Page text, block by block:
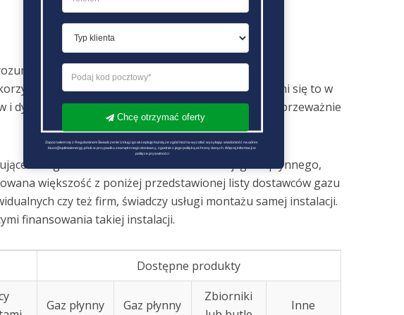
jako Ci, którzy gaz ziemny
wykorzystują do
się LNG do celów przemysłowych. Czy zmieni się to w
i dystrybutorów dostarczającychgaz płynnybędzie przeważnie
do ogrzewania swoich domów instalacji gazu płynnego,
większość z poniżej przedstawionej listy dostawców gazu
czy też firm, świadczy usługi montażu samej instalacji.
finansowania takiej instalacji.
Dostępne produkty
Gaz płynny Gaz płynny
Zbiorniki
Inne
Chcę otrzymać oferty
Zapoznałem się z Regulaminem Świadczenie Usług i go akceptuję Każdą ze zgód można wycofać wysyłając wiadomość na adres
biuro@optimalenergy.pl lub w przypadku zewnętrznego dostawcy, zgodnie z jego polityką ochrony danych. Więcej informacji w
polityce prywatności